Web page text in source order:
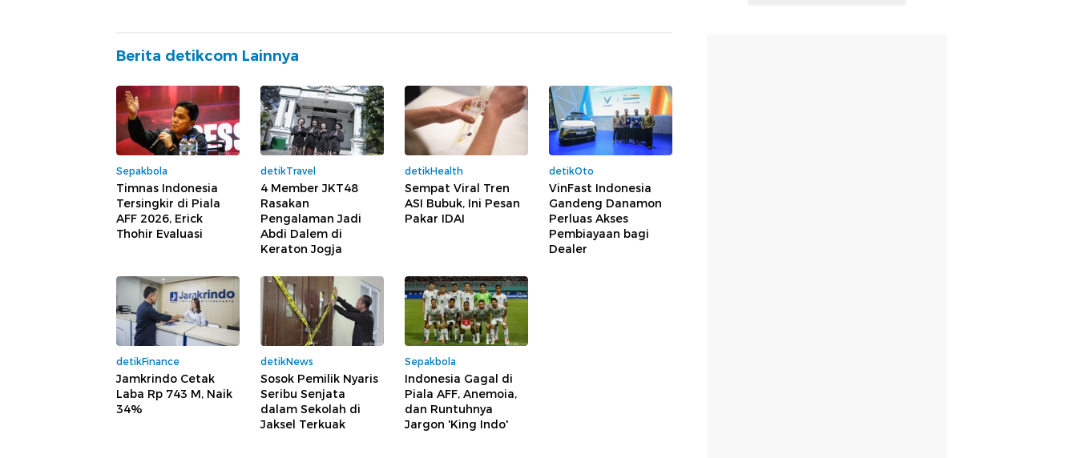
Berita detikcom Lainnya
Sepakbola
Timnas Indonesia
Tersingkir di Piala
AFF 2026, Erick
Thohir Evaluasi
detikTravel
4 Member JKT48
Rasakan
Pengalaman Jadi
Abdi Dalem di
Keraton Jogja
detikHealth
Sempat Viral Tren
ASI Bubuk, Ini Pesan
Pakar IDAI
detikOto
VinFast Indonesia
Gandeng Danamon
Perluas Akses
Pembiayaan bagi
Dealer
detikFinance
Jamkrindo Cetak
Laba Rp 743 M, Naik
34%
detikNews
Sosok Pemilik Nyaris
Seribu Senjata
dalam Sekolah di
Jaksel Terkuak
Sepakbola
Indonesia Gagal di
Piala AFF, Anemoia,
dan Runtuhnya
Jargon 'King Indo'